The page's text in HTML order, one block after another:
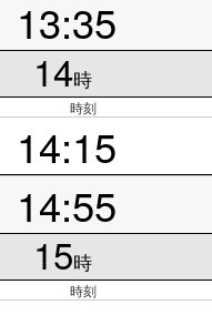
13:35
14時
時刻
14:15
14:55
15時
時刻